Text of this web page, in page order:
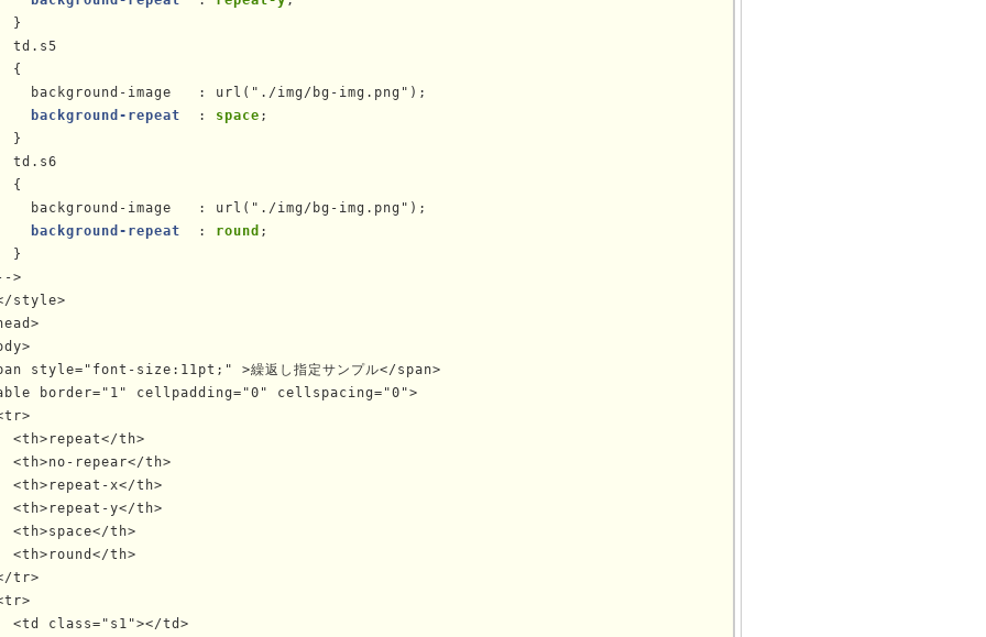
}
td.s5
{
background-image   : url("./img/bg-img.png");
background-repeat
  :
space ;
}
td.s6
{
background-image   : url("./img/bg-img.png");
background-repeat
  :
round ;
}
>
style>
style="font-size:11pt;" >繰返し指定サンプル</span>
border="1" cellpadding="0" cellspacing="0">
<th>repeat</th>
<th>no-repear</th>
<th>repeat-x</th>
<th>repeat-y</th>
<th>space</th>
<th>round</th>
tr>
<td class="s1"></td>